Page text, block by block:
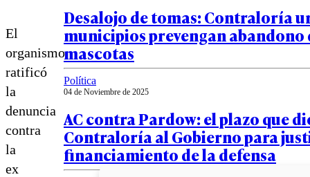
El
organismo
ratificó
la
denuncia
contra
la
ex
Desalojo de tomas: Contraloría
municipios prevengan abandono
mascotas
Política
04 de Noviembre de 2025
AC contra Pardow: el plazo que
Contraloría al Gobierno para
financiamiento de la defensa